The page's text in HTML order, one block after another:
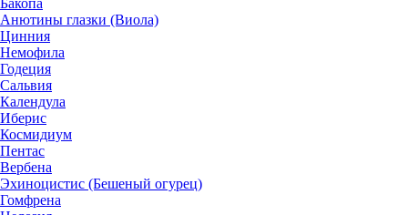
Бакопа
Анютины глазки (Виола)
Цинния
Немофила
Годеция
Сальвия
Календула
Иберис
Космидиум
Пентас
Вербена
Эхиноцистис (Бешеный огурец)
Гомфрена